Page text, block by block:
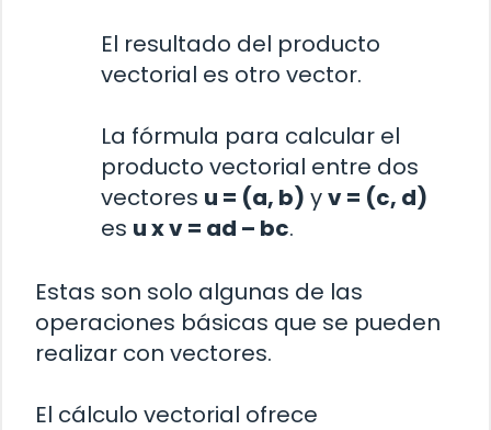
El resultado del producto
vectorial es otro vector.
La fórmula para calcular el
producto vectorial entre dos
vectores u = (a, b) yv = (c, d)
es u x v = ad – bc.
Estas son solo algunas de las
operaciones básicas que se pueden
realizar con vectores.
El cálculo vectorial ofrece